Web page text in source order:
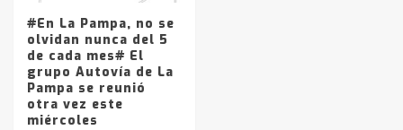
#En La Pampa, no se
olvidan nunca del 5
de cada mes# El
grupo Autovía de La
Pampa se reunió
otra vez este
miércoles